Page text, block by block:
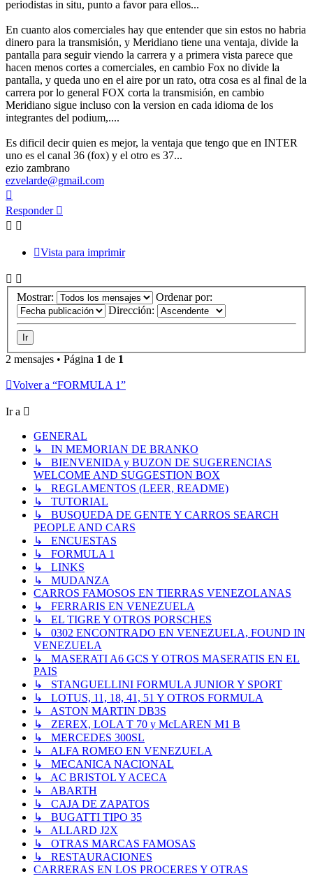
periodistas in situ, punto a favor para ellos...
En cuanto alos comerciales hay que entender que sin estos no habria
dinero para la transmisión, y Meridiano tiene una ventaja, divide la
pantalla para seguir viendo la carrera y a primera vista parece que
hacen menos cortes a comerciales, en cambio Fox no divide la
pantalla, y queda uno en el aire por un rato, otra cosa es al final de la
carrera por lo general FOX corta la transmisión, en cambio
Meridiano sigue incluso con la version en cada idioma de los
integrantes del podium,....
Es dificil decir quien es mejor, la ventaja que tengo que en INTER
uno es el canal 36 (fox) y el otro es 37...
ezio zambrano
ezvelarde@gmail.com
Responder
Vista para imprimir
Mostrar:
Ordenar por:
Dirección:
2 mensajes • Página 1 de 1
Volver a “FORMULA 1”
Ir a
GENERAL
↳ IN MEMORIAN DE BRANKO
↳ BIENVENIDA y BUZON DE SUGERENCIAS
WELCOME AND SUGGESTION BOX
↳ REGLAMENTOS (LEER, README)
↳ TUTORIAL
↳ BUSQUEDA DE GENTE Y CARROS SEARCH
PEOPLE AND CARS
↳ ENCUESTAS
↳ FORMULA 1
↳ LINKS
↳ MUDANZA
CARROS FAMOSOS EN TIERRAS VENEZOLANAS
↳ FERRARIS EN VENEZUELA
↳ EL TIGRE Y OTROS PORSCHES
↳ 0302 ENCONTRADO EN VENEZUELA, FOUND IN
VENEZUELA
↳ MASERATI A6 GCS Y OTROS MASERATIS EN EL
PAIS
↳ STANGUELLINI FORMULA JUNIOR Y SPORT
↳ LOTUS, 11, 18, 41, 51 Y OTROS FORMULA
↳ ASTON MARTIN DB3S
↳ ZEREX, LOLA T 70 y McLAREN M1 B
↳ MERCEDES 300SL
↳ ALFA ROMEO EN VENEZUELA
↳ MECANICA NACIONAL
↳ AC BRISTOL Y ACECA
↳ ABARTH
↳ CAJA DE ZAPATOS
↳ BUGATTI TIPO 35
↳ ALLARD J2X
↳ OTRAS MARCAS FAMOSAS
↳ RESTAURACIONES
CARRERAS EN LOS PROCERES Y OTRAS